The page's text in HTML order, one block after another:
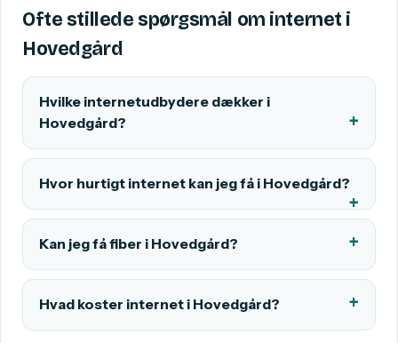
Ofte stillede spørgsmål om internet i
Hovedgård
Hvilke internetudbydere dækker i
Hovedgård?
Hvor hurtigt internet kan jeg få i Hovedgård?
Kan jeg få fiber i Hovedgård?
Hvad koster internet i Hovedgård?